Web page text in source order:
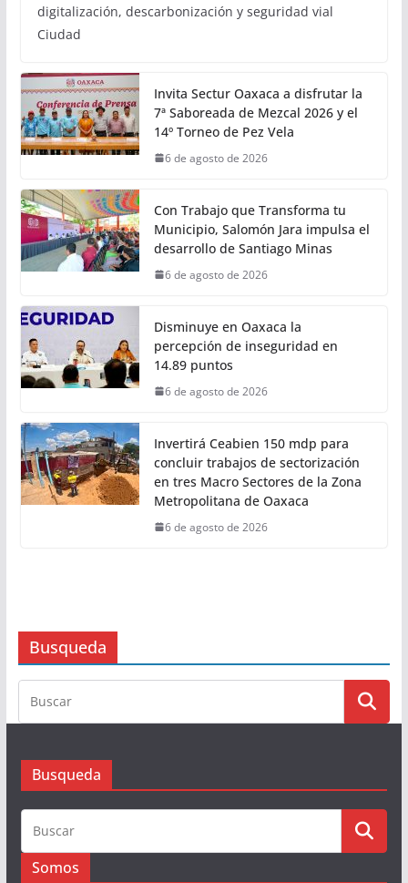
digitalización, descarbonización y seguridad vial
Ciudad
Invita Sectur Oaxaca a disfrutar la
7ª Saboreada de Mezcal 2026 y el
14º Torneo de Pez Vela
6 de agosto de 2026
Con Trabajo que Transforma tu
Municipio, Salomón Jara impulsa el
desarrollo de Santiago Minas
6 de agosto de 2026
Disminuye en Oaxaca la
percepción de inseguridad en
14.89 puntos
6 de agosto de 2026
Invertirá Ceabien 150 mdp para
concluir trabajos de sectorización
en tres Macro Sectores de la Zona
Metropolitana de Oaxaca
6 de agosto de 2026
Busqueda
Busqueda
Somos